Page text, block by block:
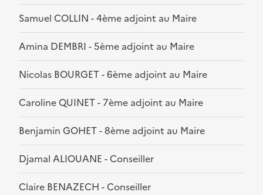
Samuel COLLIN - 4ème adjoint au Maire
Amina DEMBRI - 5ème adjoint au Maire
Nicolas BOURGET - 6ème adjoint au Maire
Caroline QUINET - 7ème adjoint au Maire
Benjamin GOHET - 8ème adjoint au Maire
Djamal ALIOUANE - Conseiller
Claire BENAZECH - Conseiller